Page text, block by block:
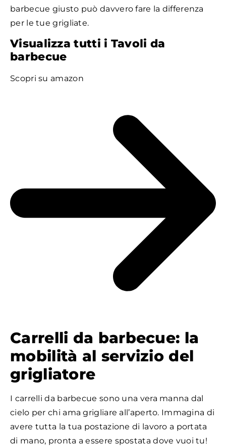
barbecue giusto può davvero fare la differenza
per le tue grigliate.
Visualizza tutti i Tavoli da
barbecue
Scopri su amazon
Carrelli da barbecue: la
mobilità al servizio del
grigliatore
I carrelli da barbecue sono una vera manna dal
cielo per chi ama grigliare all’aperto. Immagina di
avere tutta la tua postazione di lavoro a portata
di mano, pronta a essere spostata dove vuoi tu!